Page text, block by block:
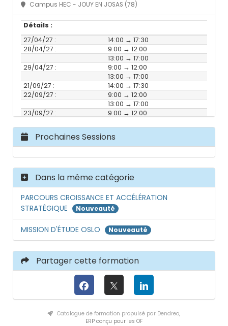
Campus HEC - JOUY EN JOSAS (78)
Détails :
27/04/27 :
14:00 → 17:30
28/04/27 :
9:00 → 12:00
13:00 → 17:00
29/04/27 :
9:00 → 12:00
13:00 → 17:00
21/09/27 :
14:00 → 17:30
22/09/27 :
9:00 → 12:00
13:00 → 17:00
23/09/27 :
9:00 → 12:00
16/11/27 :
17/11/27 :
9:00 → 12:00
13:00 → 17:00
18/11/27 :
9:00 → 12:00
13:00 → 17:00
25/01/28 :
14:00 → 17:30
26/01/28 :
9:00 → 12:00
13:00 → 17:00
27/01/28 :
9:00 → 12:00
13:00 → 17:00
Prochaines Sessions
Dans la même catégorie
PARCOURS CROISSANCE ET ACCÉLÉRATION
STRATÉGIQUE
Nouveauté
MISSION D'ÉTUDE OSLO Nouveauté
Partager cette formation
Catalogue de formation propulsé par Dendreo,
ERP conçu pour les OF